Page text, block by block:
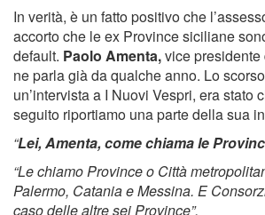
In verità, è un fatto positivo che
accorto che le ex Province siciliane
default. Paolo Amenta,vice presidente
ne parla già da qualche anno. Lo
un’intervista a I Nuovi Vespri, era stato
seguito riportiamo una parte della sua
“Lei, Amenta, come chiama le
“Le chiamo Province o Città
Palermo, Catania e Messina. E
caso delle altre sei Province”.